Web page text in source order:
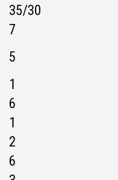
35/30
7
5
1
6
1
2
6